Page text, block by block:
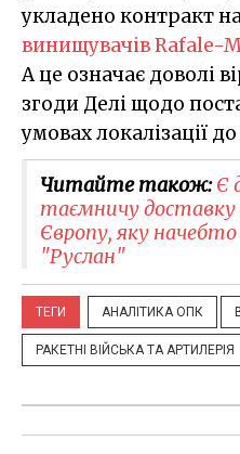
укладено контракт
винищувачів Rafale-
А це означає доволі
згоди Делі щодо
умовах локалізації
Читайте також:Є
таємничу доставку
Європу, яку
"Руслан"
ТЕГИ АНАЛІТИКА ОПК
РАКЕТНІ ВІЙСЬКА ТА АРТИЛЕРІЯ